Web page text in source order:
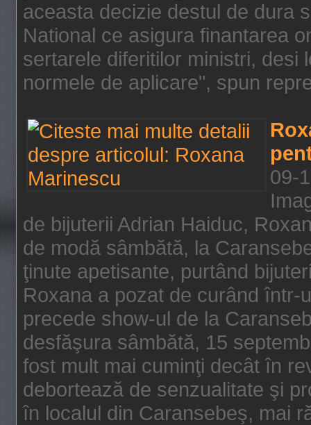
aceasta decizie destul de dura
National ce asigura finantarea
sertarele diferitilor ministri, desi
normele de aplicare", spun
09-
de bijuterii Adrian Haiduc,
de modă sâmbătă, la
ţinute apetisante, purtând
Roxana a pozat de curând
precede show-ul de la
desfăşura sâmbătă, 15
fost mult mai cuminţi decât în
debortează de senzualitate şi
în localul din Caransebeş, mai